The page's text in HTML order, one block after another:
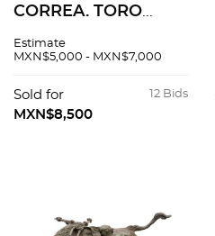
CORREA. TORO
Fundición en bronce
de madera. Firmada,
fechada y seriada:
Estimate
MXN$5,000 - MXN$7,000
12 Bids
Sold for
MXN$8,500